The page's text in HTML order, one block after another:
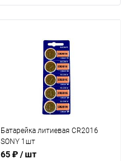
Батарейка литиевая CR2016
SONY 1шт
65 ₽/ шт